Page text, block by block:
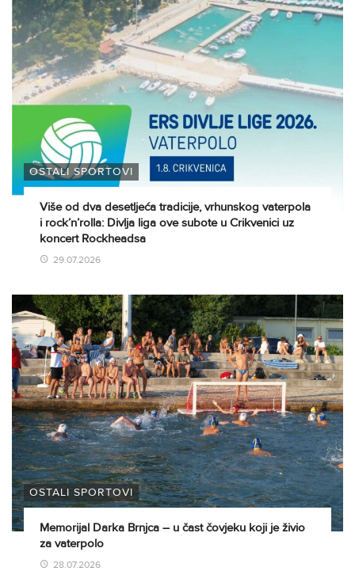
OSTALI SPORTOVI
Više od dva desetljeća tradicije, vrhunskog vaterpola
i rock’n’rolla: Divlja liga ove subote u Crikvenici uz
koncert Rockheadsa
29.07.2026
OSTALI SPORTOVI
Memorijal Darka Brnjca – u čast čovjeku koji je živio
za vaterpolo
28.07.2026